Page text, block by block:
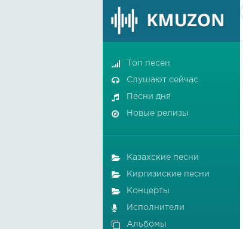
Топ песен
Слушают сейчас
Песни дня
Новые релизы
Казахские песни
Киргизиские песни
Концерты
Исполнители
Альбомы